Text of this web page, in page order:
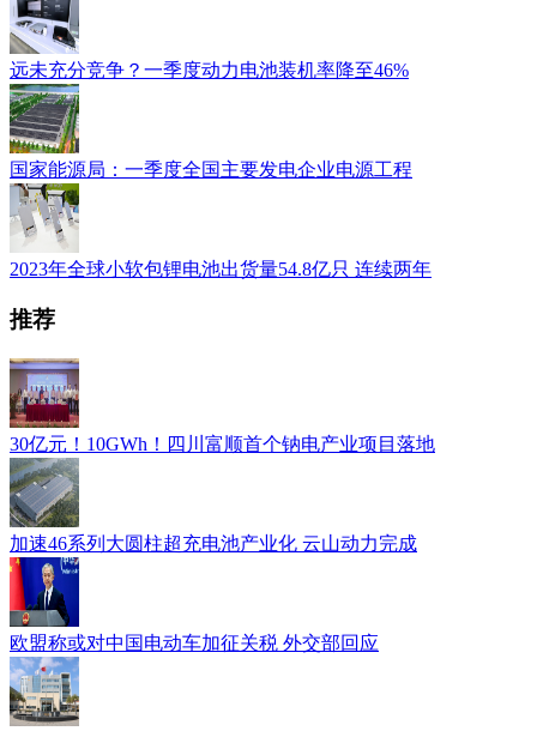
远未充分竞争？一季度动力电池装机率降至46%
国家能源局：一季度全国主要发电企业电源工程
2023年全球小软包锂电池出货量54.8亿只 连续两年
推荐
30亿元！10GWh！四川富顺首个钠电产业项目落地
加速46系列大圆柱超充电池产业化 云山动力完成
欧盟称或对中国电动车加征关税 外交部回应